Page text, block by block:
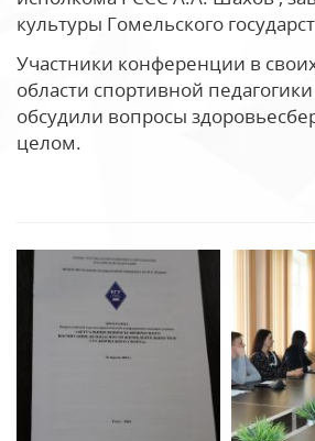
культуры Гомельского
Участники конференции в
области спортивной
обсудили вопросы
целом.